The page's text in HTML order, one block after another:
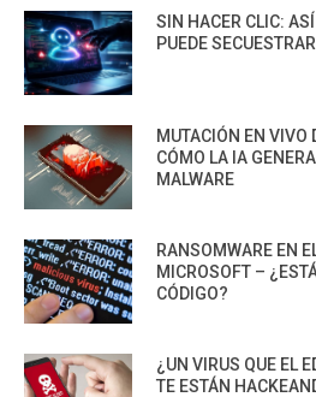
SIN HACER CLIC:
PUEDE
MUTACIÓN EN VIVO
CÓMO LA IA
MALWARE
RANSOMWARE EN
MICROSOFT –
CÓDIGO?
¿UN VIRUS QUE EL
TE ESTÁN